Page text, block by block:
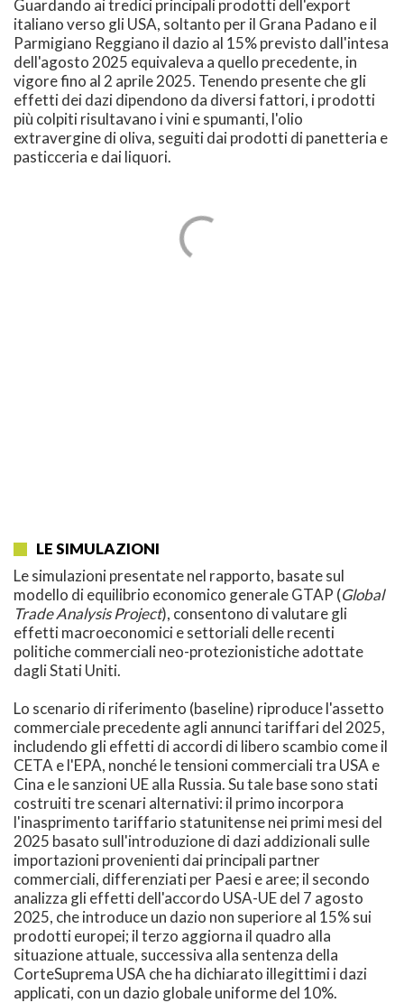
Guardando ai tredici principali prodotti dell'export
italiano verso gli USA, soltanto per il Grana Padano e il
Parmigiano Reggiano il dazio al 15% previsto dall'intesa
dell'agosto 2025 equivaleva a quello precedente, in
vigore fino al 2 aprile 2025. Tenendo presente che gli
effetti dei dazi dipendono da diversi fattori, i prodotti
più colpiti risultavano i vini e spumanti, l'olio
extravergine di oliva, seguiti dai prodotti di panetteria e
pasticceria e dai liquori.
LE SIMULAZIONI
Le simulazioni presentate nel rapporto, basate sul
modello di equilibrio economico generale GTAP (Global
Trade Analysis Project), consentono di valutare gli
effetti macroeconomici e settoriali delle recenti
politiche commerciali neo-protezionistiche adottate
dagli Stati Uniti.
Lo scenario di riferimento (baseline) riproduce l'assetto
commerciale precedente agli annunci tariffari del 2025,
includendo gli effetti di accordi di libero scambio come il
CETA e l'EPA, nonché le tensioni commerciali tra USA e
Cina e le sanzioni UE alla Russia. Su tale base sono stati
costruiti tre scenari alternativi: il primo incorpora
l'inasprimento tariffario statunitense nei primi mesi del
2025 basato sull'introduzione di dazi addizionali sulle
importazioni provenienti dai principali partner
commerciali, differenziati per Paesi e aree; il secondo
analizza gli effetti dell'accordo USA-UE del 7 agosto
2025, che introduce un dazio non superiore al 15% sui
prodotti europei; il terzo aggiorna il quadro alla
situazione attuale, successiva alla sentenza della
CorteSuprema USA che ha dichiarato illegittimi i dazi
applicati, con un dazio globale uniforme del 10%.